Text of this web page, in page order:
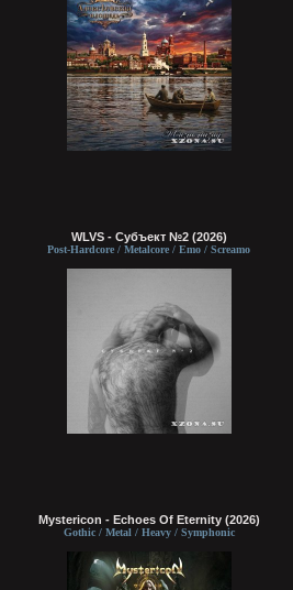
WLVS - Субъект №2 (2026)
Post-Hardcore / Metalcore / Emo / Screamo
Mystericon - Echoes Of Eternity (2026)
Gothic / Metal / Heavy / Symphonic